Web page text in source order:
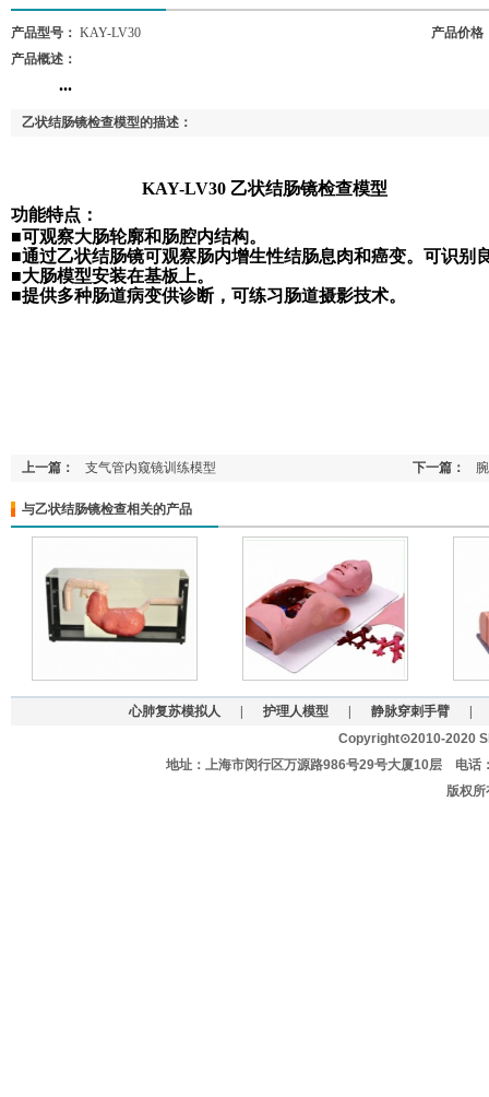
产品型号： KAY-LV30
产品价格
产品概述：
...
乙状结肠镜检查模型的描述：
KAY-LV30 乙状结肠镜检查模型
功能特点：
■可观察大肠轮廓和肠腔内结构。
■通过乙状结肠镜可观察肠内增生性结肠息肉和癌变。可识别
■大肠模型安装在基板上。
■提供多种肠道病变供诊断，可练习肠道摄影技术。
上一篇： 支气管内窥镜训练模型 下一篇：
与乙状结肠镜检查相关的产品
心肺复苏模拟人 护理人模型 静脉穿刺手臂
Copyright⊙2010-2020
地址：上海市闵行区万源路986号29号大厦10层 电
版权